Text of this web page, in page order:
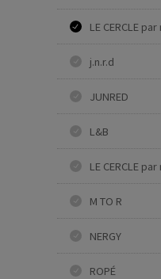
LE CERCLE
j.n.r.d
JUNRED
L&B
LE CERCLE
M TO R
NERGY
ROPÉ